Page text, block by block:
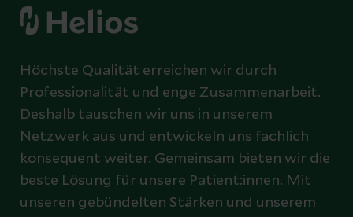
Höchste Qualität erreichen wir durch
Professionalität und enge Zusammenarbeit.
Deshalb tauschen wir uns in unserem
Netzwerk aus und entwickeln uns fachlich
konsequent weiter. Gemeinsam bieten wir die
beste Lösung für unsere Patient:innen. Mit
unseren gebündelten Stärken und unserem